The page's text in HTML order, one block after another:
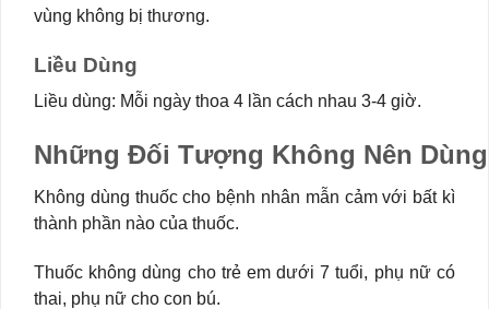
vùng không bị thương.
Liều Dùng
Liều dùng: Mỗi ngày thoa 4 lần cách nhau 3-4 giờ.
Những Đối Tượng Không Nên
Không dùng thuốc cho bệnh nhân mẫn cảm với bất kì
thành phần nào của thuốc.
Thuốc không dùng cho trẻ em dưới 7 tuổi, phụ nữ có
thai, phụ nữ cho con bú.